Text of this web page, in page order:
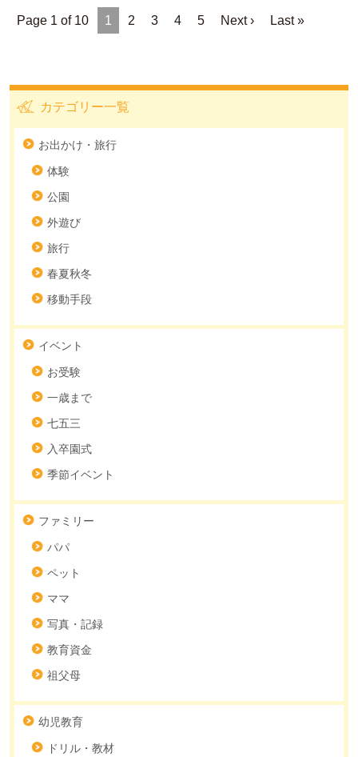
Page 1 of 10 1 2 3 4 5 Next › Last »
カテゴリー一覧
お出かけ・旅行
体験
公園
外遊び
旅行
春夏秋冬
移動手段
イベント
お受験
一歳まで
七五三
入卒園式
季節イベント
ファミリー
パパ
ペット
ママ
写真・記録
教育資金
祖父母
幼児教育
ドリル・教材